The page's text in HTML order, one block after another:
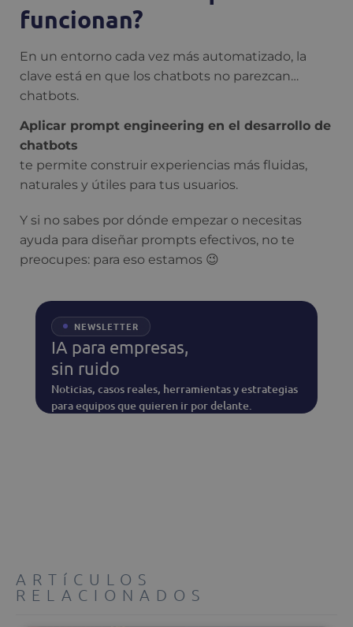
funcionan?
En un entorno cada vez más automatizado, la
clave está en que los chatbots no parezcan…
chatbots.
Aplicar prompt engineering en el desarrollo de
chatbots
te permite construir experiencias más fluidas,
naturales y útiles para tus usuarios.
Y si no sabes por dónde empezar o necesitas
ayuda para diseñar prompts efectivos, no te
preocupes: para eso estamos 😉
NEWSLETTER
IA para empresas,
sin ruido
Noticias, casos reales, herramientas y estrategias
para equipos que quieren ir por delante.
ARTíCULOS
RELACIONADOS